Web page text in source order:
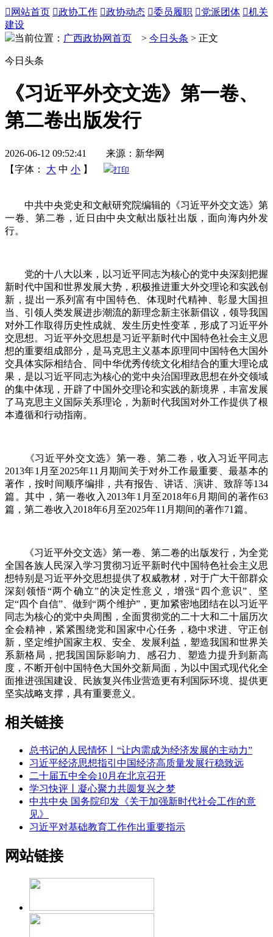
 网站首页 政协工作 政协动态 委员履职 党派团体 机关
建设
当前位置： 广西政协网首页 > 今日头条 > 正文
今日头条
《习近平外交文选》第一卷、
第二卷出版发行
2026-06-12 09:52:41 来源：新华网
【字体：
大 中 小 】 打印
中共中央党史和文献研究院编辑的《习近平外交文选》第
一卷、第二卷，近日由中央文献出版社出版，面向海内外发
行。
党的十八大以来，以习近平同志为核心的党中央深刻把握
新时代中国和世界发展大势，积极推进重大外交理论和实践创
新，提出一系列富有中国特色、体现时代精神、彰显大国担
当、引领人类发展进步潮流的新理念新主张新倡议，领导我国
对外工作取得历史性成就、发生历史性变革，形成了习近平外
交思想。习近平外交思想是习近平新时代中国特色社会主义思
想的重要组成部分，是马克思主义基本原理同中国特色大国外
交具体实际相结合、同中华优秀传统文化相结合的重大理论成
果，是以习近平同志为核心的党中央治国理政思想在外交领域
的集中体现，开辟了中国外交理论和实践的新境界，丰富发展
了马克思主义国际关系理论，为新时代我国对外工作提供了根
本遵循和行动指南。
《习近平外交文选》第一卷、第二卷，收入习近平同志
2013年1月至2025年11月期间关于对外工作最重要、最基本的
著作，按时间顺序编排，共有报告、讲话、演讲、致辞等134
篇。其中，第一卷收入2013年1月至2018年6月期间的著作63
篇，第二卷收入2018年6月至2025年11月期间的著作71篇。
《习近平外交文选》第一卷、第二卷的出版发行，为全党
全国各族人民深入学习贯彻习近平新时代中国特色社会主义思
想特别是习近平外交思想提供了权威教材，对于广大干部群众
深刻领悟“两个确立”的决定性意义，增强“四个意识”、坚
定“四个自信”、做到“两个维护”，更加紧密地团结在以习近平
同志为核心的党中央周围，全面贯彻党的二十大和二十届历次
全会精神，紧紧围绕党和国家中心任务，稳中求进、守正创
新，坚定维护国家主权、安全、发展利益，塑造我国和世界关
系新格局，把我国国际影响力、感召力、塑造力提升到新高
度，不断开创中国特色大国外交新局面，为以中国式现代化全
面推进强国建设、民族复兴伟业营造更有利国际环境、提供更
坚实战略支撑，具有重要意义。
相关链接
总书记的人民情怀丨“让内需成为经济发展的主动力”
习近平经济思想指引中国经济高质量发展行稳致远
二十届五中全会10月在北京召开
学习快评丨凝心聚力共圆复兴之梦
中共中央 国务院印发《关于加强新时代社会工作的意
见》
习近平对基础教育工作作出重要指示
网站链接